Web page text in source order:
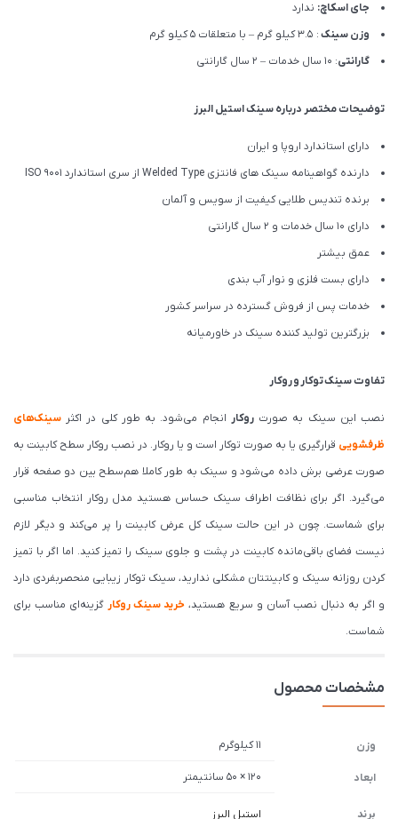
جای اسکاچ: ندارد
وزن سینک: 3.5 کیلو گرم – با متعلقات 5 کیلو گرم
گارانتی: 10 سال خدمات – 2 سال گارانتی
توضیحات مختصر درباره سینک استیل البرز
دارای استاندارد اروپا و ایران
دارنده گواهینامه سینک های فانتزی Welded Type از سری استاندارد ISO 9001
برنده تندیس طلایی کیفیت از سویس و آلمان
دارای ۱۰ سال خدمات و 2 سال گارانتی
عمق بیشتر
دارای بست فلزی و نوار آب بندی
خدمات پس از فروش گسترده در سراسر کشور
بزرگترین تولید کننده سینک در خاورمیانه
تفاوت سینک توکار و روکار
نصب این سینک به صورتروکار انجام می‌شود. به طور کلی در اکثر سینک‌های
ظرفشویی قرارگیری یا به صورت توکار است و یا روکار. در نصب روکار سطح کابینت به
صورت عرضی برش داده می‌شود و سینک به طور کاملا هم‌سطح بین دو صفحه قرار
می‌گیرد. اگر برای نظافت اطراف سینک حساس هستید مدل روکار انتخاب مناسبی
برای شماست. چون در این حالت سینک کل عرض کابینت را پر می‌کند و دیگر لازم
نیست فضای باقی‌مانده کابینت در پشت و جلوی سینک را تمیز کنید. اما اگر با تمیز
کردن روزانه سینک و کابینتتان مشکلی ندارید، سینک توکار زیبایی منحصربفردی دارد
و اگر به دنبال نصب آسان و سریع هستید، خرید سینک روکارگزینه‌ای مناسب برای
شماست.
مشخصات محصول
وزن 11 کیلوگرم
ابعاد 120 × 50 سانتیمتر
برند استیل البرز